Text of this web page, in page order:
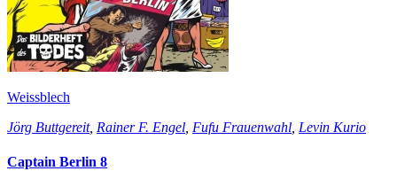
Weissblech
Jörg Buttgereit, Rainer F. Engel Fufu Frauenwahl Levin Kurio
Captain Berlin 8